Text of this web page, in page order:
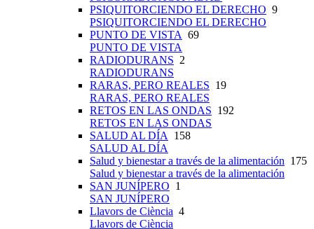
PSIQUITORCIENDO EL DERECHO 9
PSIQUITORCIENDO EL DERECHO
PUNTO DE VISTA 69
PUNTO DE VISTA
RADIODURANS 2
RADIODURANS
RARAS, PERO REALES 19
RARAS, PERO REALES
RETOS EN LAS ONDAS 192
RETOS EN LAS ONDAS
SALUD AL DÍA
158
SALUD AL DÍA
Salud y bienestar a través de la alimentación 175
Salud y bienestar a través de la alimentación
SAN JUNÍPERO 1
SAN JUNÍPERO
Llavors de Ciència 4
Llavors de Ciència